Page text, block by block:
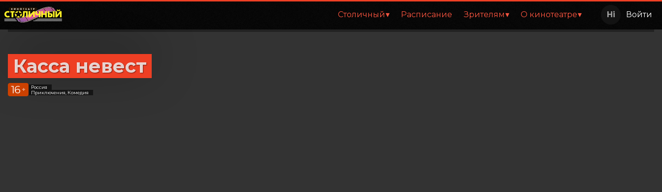
Столичный Расписание Зрителям О кинотеатре Войти
Касса невест
16 +
Россия
Приключения, Комедия